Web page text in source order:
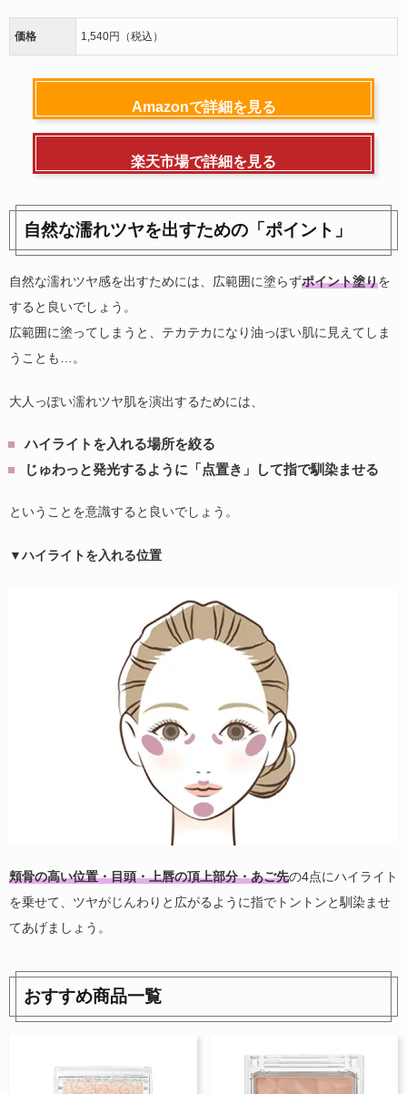
価格 1,540円（税込）
Amazonで詳細を見る
楽天市場で詳細を見る
自然な濡れツヤを出すための「ポイント」
自然な濡れツヤ感を出すためには、広範囲に塗らずポイント塗りを
すると良いでしょう。
広範囲に塗ってしまうと、テカテカになり油っぽい肌に見えてしま
うことも…。
大人っぽい濡れツヤ肌を演出するためには、
ハイライトを入れる場所を絞る
じゅわっと発光するように「点置き」して指で馴染ませる
ということを意識すると良いでしょう。
▼ハイライトを入れる位置
頬骨の高い位置・目頭・上唇の頂上部分・あご先の4点にハイライト
を乗せて、ツヤがじんわりと広がるように指でトントンと馴染ませ
てあげましょう。
おすすめ商品一覧